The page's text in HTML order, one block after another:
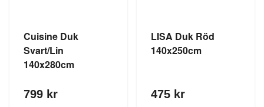
Cuisine Duk
Svart/Lin
140x280cm
799 kr
LISA Duk Röd
140x250cm
475 kr